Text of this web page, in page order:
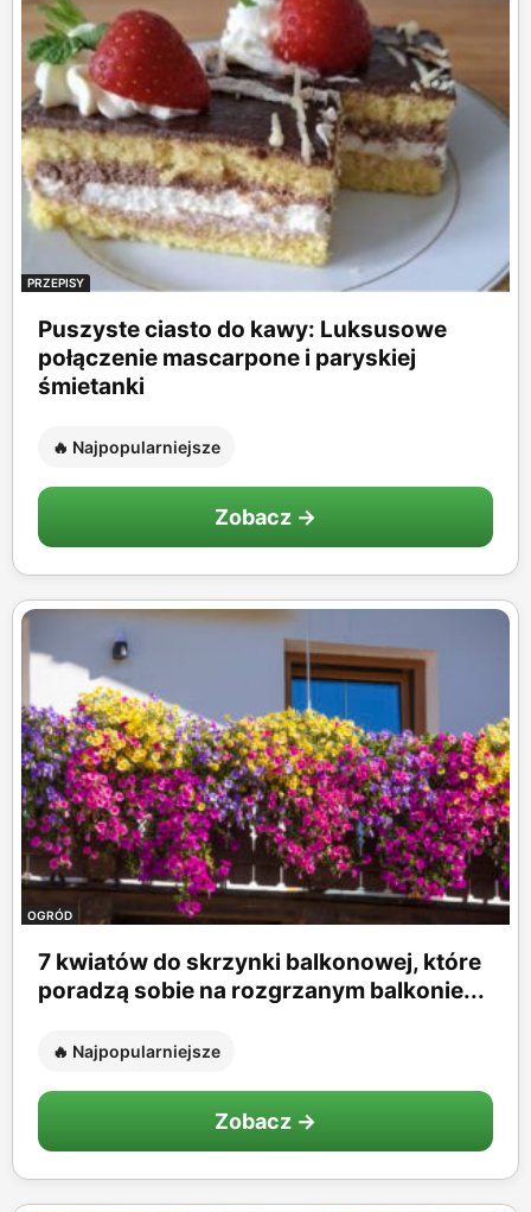
PRZEPISY
Puszyste ciasto do kawy: Luksusowe
połączenie mascarpone i paryskiej
śmietanki
🔥 Najpopularniejsze
Zobacz →
OGRÓD
7 kwiatów do skrzynki balkonowej, które
poradzą sobie na rozgrzanym balkonie...
🔥 Najpopularniejsze
Zobacz →